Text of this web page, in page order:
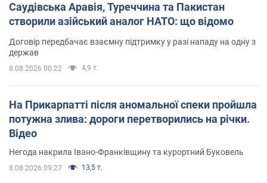
Саудівська Аравія, Туреччина та Пакистан
створили азійський аналог НАТО: що відомо
Договір передбачає взаємну підтримку у разі нападу на одну з
держав
8.08.2026 00:22 4,9 т.
На Прикарпатті після аномальної спеки пройшла
потужна злива: дороги перетворились на річки.
Відео
Негода накрила Івано-Франківщину та курортний Буковель
8.08.2026 09:27 13,5 т.